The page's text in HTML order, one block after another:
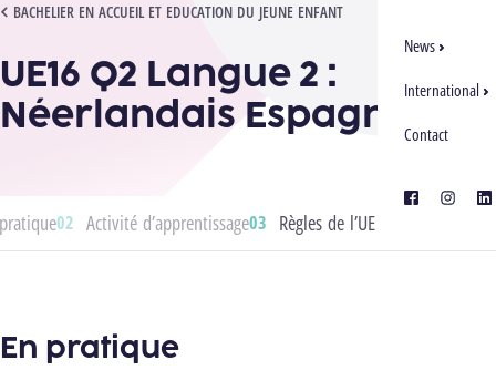
News
International
Contact
facebook
BACHELIER EN ACCUEIL ET EDUCATION DU JEUNE ENFANT
UE16 Q2 Langue 2 :
Néerlandais Espagnol
Activité d’apprentissage Règles de l’UE
En pratique